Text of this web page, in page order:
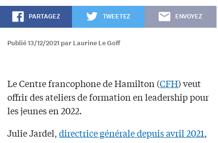
PARTAGEZ TWEETEZ ENVOYEZ
Publié 13/12/2021 par Laurine Le Goff
Le Centre francophone de Hamilton (CFH) veut
offrir des ateliers de formation en leadership pour
les jeunes en 2022.
Julie Jardel,directrice générale depuis avril 2021,